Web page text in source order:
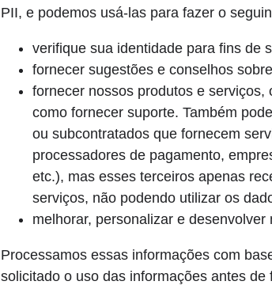
PII, e podemos usá-las para fazer o
verifique sua identidade para fins de
fornecer sugestões e conselhos
fornecer nossos produtos e
como fornecer suporte. Também
ou subcontratados que fornecem
processadores de pagamento,
etc.), mas esses terceiros apenas
serviços, não podendo utilizar os
melhorar, personalizar e
Processamos essas informações com
solicitado o uso das informações antes